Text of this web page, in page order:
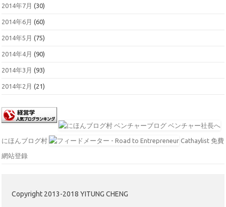
2014年7月 (30)
2014年6月 (60)
2014年5月 (75)
2014年4月 (90)
2014年3月 (93)
2014年2月 (21)
にほんブログ村 Cathaylist 免費
網站登錄
Copyright 2013-2018 YITUNG CHENG